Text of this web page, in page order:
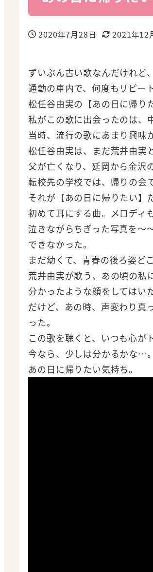
投稿日
2020年7月28日
更新日
2021年12
ずいぶん古い歌なんだけれど
通勤の車内で、何度もリピー
松任谷由実の【あの日に帰り
私がこの歌に出会ったのは、
当時、流行の歌にあまり興味
松任谷由実は、まだ荒井由実
父が亡くなり、延岡から金沢
転校先の学校では、帰りの会
それが【あの日に帰りたい】
初めて耳にする曲。メロディ
泣きながらちぎった写真を～
できなかった。
まだ幼くて、青春の後ろ姿ど
荒井由実が歌う、あの頃の私
分かったような顔をしてはい
だけど、あの時、声変わり真
った。
この歌を聴くと、いつも心が
今なら、少しは分かるかな…。
あの日に帰りたい気持ち。